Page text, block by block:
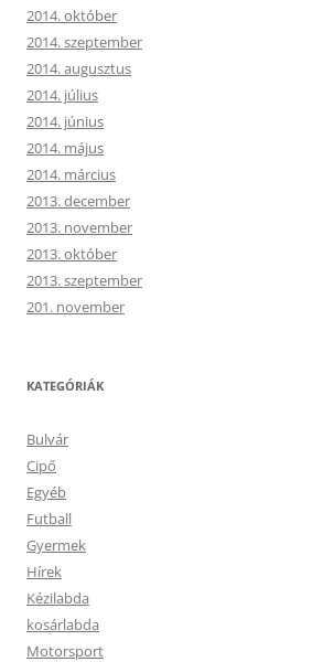
2014. október
2014. szeptember
2014. augusztus
2014. július
2014. június
2014. május
2014. március
2013. december
2013. november
2013. október
2013. szeptember
201. november
KATEGÓRIÁK
Bulvár
Cipő
Egyéb
Futball
Gyermek
Hírek
Kézilabda
kosárlabda
Motorsport